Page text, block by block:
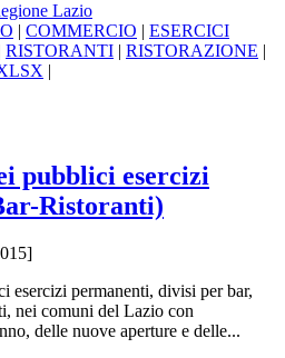
Lazio
| COMMERCIO | ESERCICI
RISTORANTI | RISTORAZIONE |
|
pubblici esercizi
Ristoranti)
esercizi permanenti, divisi per bar,
nei comuni del Lazio con
delle nuove aperture e delle...